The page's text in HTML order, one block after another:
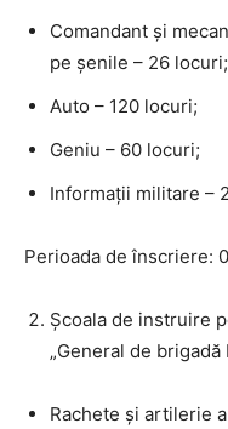
Comandant și
pe șenile – 26 locuri;
Auto – 120 locuri;
Geniu – 60 locuri;
Informații militare –
Perioada de înscriere:
Școala de instruire
„General de brigadă
Rachete și artilerie